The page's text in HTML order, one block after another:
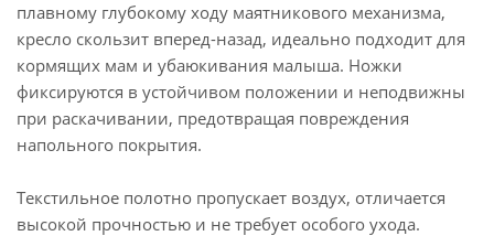
плавному глубокому ходу маятникового механизма,
кресло скользит вперед-назад, идеально подходит для
кормящих мам и убаюкивания малыша. Ножки
фиксируются в устойчивом положении и неподвижны
при раскачивании, предотвращая повреждения
напольного покрытия.
Текстильное полотно пропускает воздух, отличается
высокой прочностью и не требует особого ухода.